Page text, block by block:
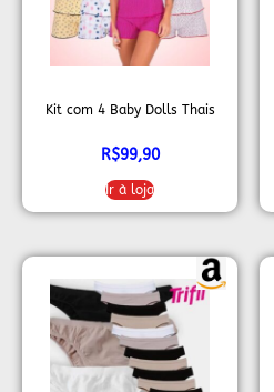
Kit com 4 Baby Dolls Thais
R$99,90
Ir à loja